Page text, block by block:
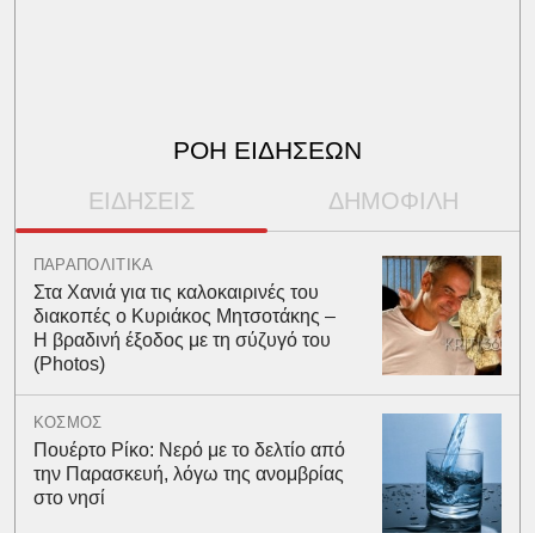
ΡΟΗ ΕΙΔΗΣΕΩΝ
ΕΙΔΗΣΕΙΣ ΔΗΜΟΦΙΛΗ
ΠΑΡΑΠΟΛΙΤΙΚΑ
Στα Χανιά για τις καλοκαιρινές του
διακοπές ο Κυριάκος Μητσοτάκης –
Η βραδινή έξοδος με τη σύζυγό του
(Photos)
ΚΟΣΜΟΣ
Πουέρτο Ρίκο: Νερό με το δελτίο από
την Παρασκευή, λόγω της ανομβρίας
στο νησί